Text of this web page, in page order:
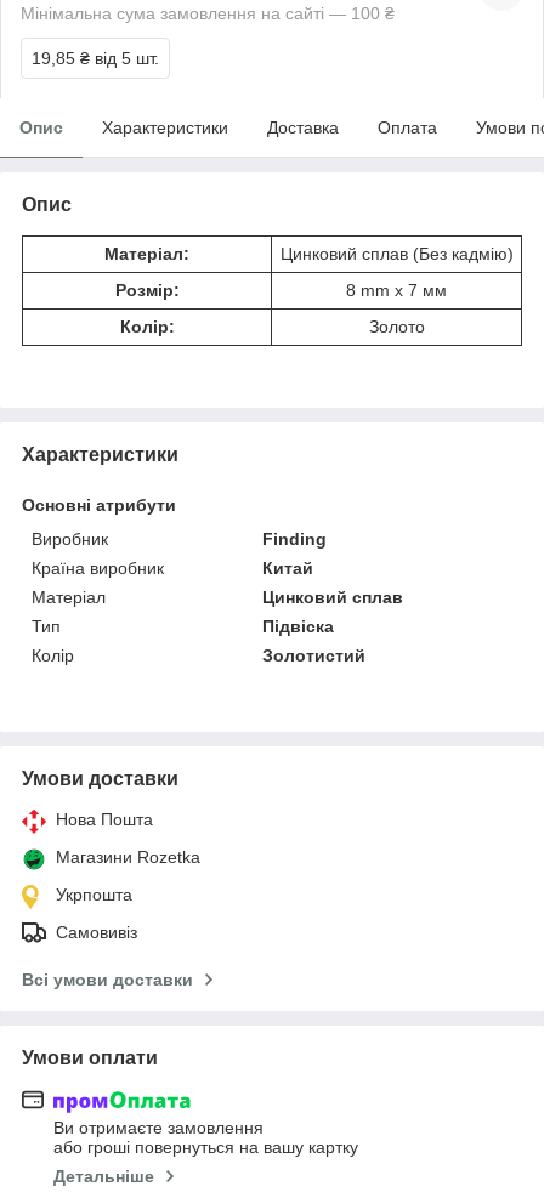
Мінімальна сума замовлення на сайті — 100 ₴
19,85 ₴ від 5 шт.
Опис Характеристики Доставка Оплата Умови
Опис
Матеріал:
Цинковий сплав (Без кадмію)
Розмір:
8 mm x 7 мм
Колір:
Золото
Характеристики
Основні атрибути
Виробник
Finding
Країна виробник
Китай
Матеріал
Цинковий сплав
Тип
Підвіска
Колір
Золотистий
Умови доставки
Нова Пошта
Магазини Rozetka
Укрпошта
Самовивіз
Всі умови доставки
Умови оплати
Ви отримаєте замовлення
або гроші повернуться на вашу картку
Детальніше